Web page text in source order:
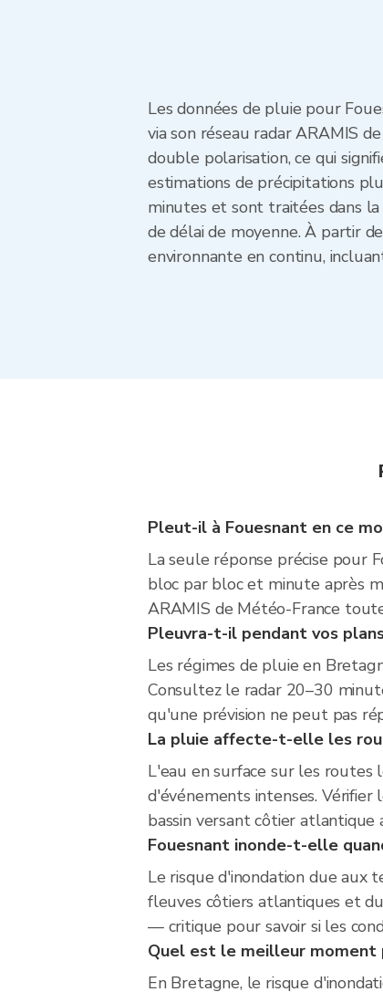
Les données de pluie pour
via son réseau radar ARAMIS
double polarisation, ce qui
estimations de précipitations
minutes et sont traitées dans la
de délai de moyenne. À partir
environnante en continu,
Pleut-il à Fouesnant en ce
La seule réponse précise pour
bloc par bloc et minute après
ARAMIS de Météo-France
Pleuvra-t-il pendant vos
Les régimes de pluie en
Consultez le radar 20–30
qu'une prévision ne peut pas
La pluie affecte-t-elle les
L'eau en surface sur les
d'événements intenses.
bassin versant côtier atlantique
Fouesnant inonde-t-elle
Le risque d'inondation due aux
fleuves côtiers atlantiques et
— critique pour savoir si les
Quel est le meilleur moment
En Bretagne, le risque